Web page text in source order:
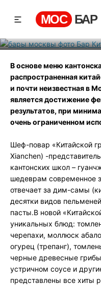
МОС БАР
Бар
В основе меню
распространенная
и почти неизвестная в
является достижение
результатов, при
очень ограниченном
Шеф-повар «Китайской
Xianchen) -
кантонских школ –
шедеврам современное
отвечает за дим-самы
десятки видов
пасты.В новой
уникальных блюд:
черепахи, моллюск
огурец (трепанг),
черные древесные
устричном соусе и
представлены все хиты